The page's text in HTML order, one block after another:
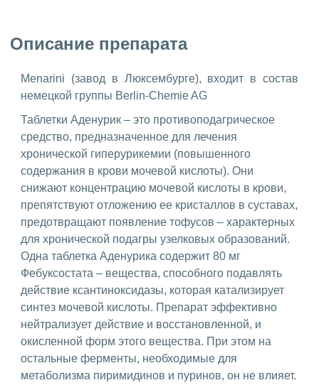
Описание препарата
Menarini (завод в Люксембурге), входит в состав
немецкой группы Berlin-Chemie AG
Таблетки Аденурик – это противоподагрическое
средство, предназначенное для лечения
хронической гиперурикемии (повышенного
содержания в крови мочевой кислоты). Они
снижают концентрацию мочевой кислоты в крови,
препятствуют отложению ее кристаллов в суставах,
предотвращают появление тофусов – характерных
для хронической подагры узелковых образований.
Одна таблетка Аденурика содержит 80 мг
Фебуксостата – вещества, способного подавлять
действие ксантиноксидазы, которая катализирует
синтез мочевой кислоты. Препарат эффективно
нейтрализует действие и восстановленной, и
окисленной форм этого вещества. При этом на
остальные ферменты, необходимые для
метаболизма пиримидинов и пуринов, он не влияет.